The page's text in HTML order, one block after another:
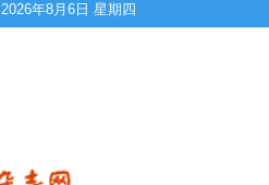
2026年8月6日 星期四